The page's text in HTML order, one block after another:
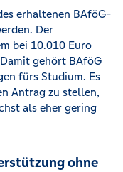
erhaltenen BAföG-
Der
bei 10.010 Euro
gehört BAföG
fürs Studium. Es
Antrag zu stellen,
als eher gering
ohne